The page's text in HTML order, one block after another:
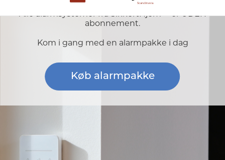
to
Alle alarmsystemer fra SikkertHjem™ er UDEN
abonnement.
Kom i gang med en alarmpakke i dag
Køb alarmpakke